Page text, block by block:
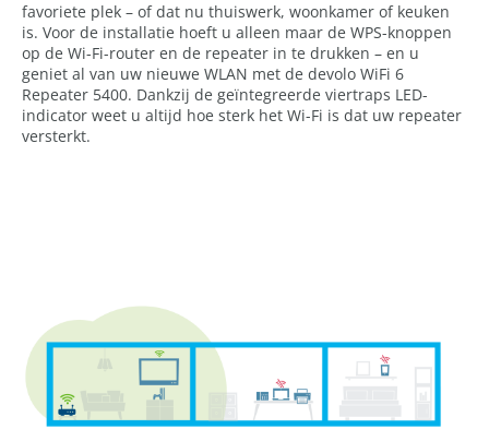
favoriete plek – of dat nu thuiswerk, woonkamer of keuken
is. Voor de installatie hoeft u alleen maar de WPS-knoppen
op de Wi-Fi-router en de repeater in te drukken – en u
geniet al van uw nieuwe WLAN met de devolo WiFi 6
Repeater 5400. Dankzij de geïntegreerde viertraps LED-
indicator weet u altijd hoe sterk het Wi-Fi is dat uw repeater
versterkt.